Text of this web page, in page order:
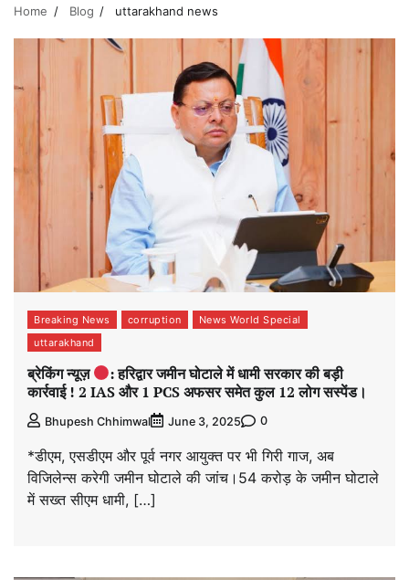
Home Blog uttarakhand news
Breaking News corruption
News World Special
uttarakhand
ब्रेकिंग न्यूज़
: हरिद्वार जमीन घोटाले में धामी सरकार की बड़ी
कार्रवाई ! 2 IAS और 1 PCS अफसर समेत कुल 12 लोग सस्पेंड।
Bhupesh Chhimwal June 3, 2025 0
*डीएम, एसडीएम और पूर्व नगर आयुक्त पर भी गिरी गाज, अब
विजिलेन्स करेगी जमीन घोटाले की जांच।54 करोड़ के जमीन घोटाले
में सख्त सीएम धामी, […]